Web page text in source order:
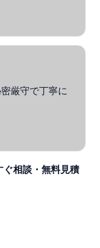
厳守で丁寧に
ぐ相談・無料見積